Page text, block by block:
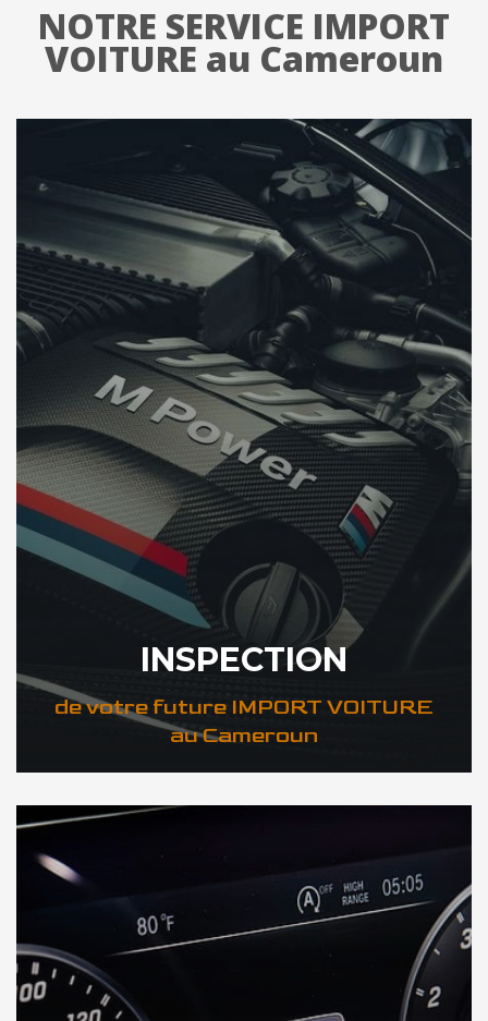
NOTRE SERVICE IMPORT
VOITURE au Cameroun
INSPECTION
de votre future IMPORT VOITURE
au Cameroun
DÉCOUVREZ VOTRE INSPECTION AUTO au Cameroun